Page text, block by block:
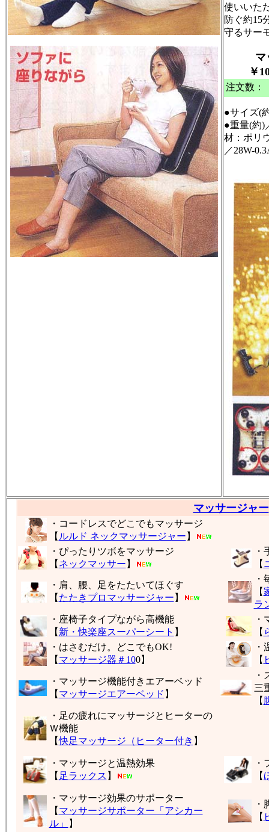
使いいた
防ぐ約15
守るサー
マ
￥
注文数：
●サイズ(
●重量(約)
材：ポリ
／28W-
マッサージャー
・コードレスでどこでもマッサージ
【 ルルド ネックマッサージャー 】
・ぴったりツボをマッサージ
【 ネックマッサー 】
【
・肩、腰、足をたたいてほぐす
【 たたきプロマッサージャー 】
【
ラ
・座椅子タイプながら高機能
【 新・快楽座スーパーシート 】
【
・はさむだけ。どこでもOK!
【 マッサージ器＃100】
【
・マッサージ機能付きエアーベッド
【 マッサージエアーベッド 】
三
【
・足の疲れにマッサージとヒーターの
Ｗ機能
【快足マッサージ（ヒーター付き 】
・マッサージと温熱効果
【 足ラックス 】
【
・マッサージ効果のサポーター
【 マッサージサポーター「アシカー
ル」
】
【